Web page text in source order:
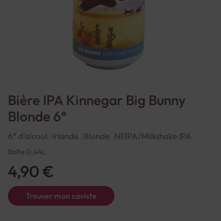
Bière IPA Kinnegar Big Bunny
Blonde 6°
6° d'alcool Irlande Blonde NEIPA/Milkshake IPA
Boîte 0,44L
Trouver mon caviste
4,90 €